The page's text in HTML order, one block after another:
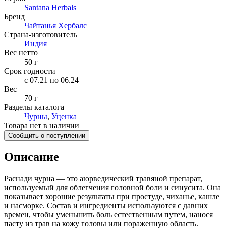
Santana Herbals
Бренд
Чайтанья Хербалс
Страна-изготовитель
Индия
Вес нетто
50 г
Срок годности
c 07.21 по 06.24
Вес
70 г
Разделы каталога
Чурны, Уценка
Товара нет в наличии
Сообщить о поступлении
Описание
Раснади чурна — это аюрведический травяной препарат,
используемый для облегчения головной боли и синусита. Она
показывает хорошие результаты при простуде, чиханье, кашле
и насморке. Состав и ингредиенты используются с давних
времен, чтобы уменьшить боль естественным путем, нанося
пасту из трав на кожу головы или пораженную область.